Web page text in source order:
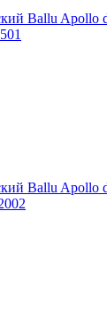
Ballu Apollo
Ballu Apollo